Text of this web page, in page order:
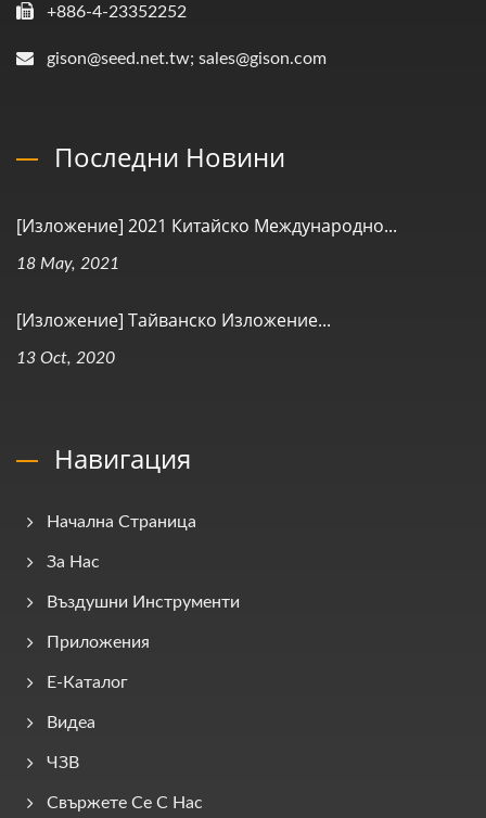
+886-4-23352252
gison@seed.net.tw; sales@gison.com
Последни Новини
[Изложение] 2021 Китайско Международно...
18 May, 2021
[Изложение] Тайванско Изложение...
13 Oct, 2020
Навигация
Начална Страница
За Нас
Въздушни Инструменти
Приложения
E-Каталог
Видеа
ЧЗВ
Свържете Се С Нас